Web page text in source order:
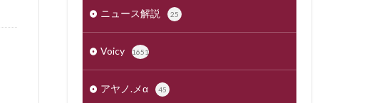
ニュース解説 25
Voicy 1651
アヤノ.メα 45